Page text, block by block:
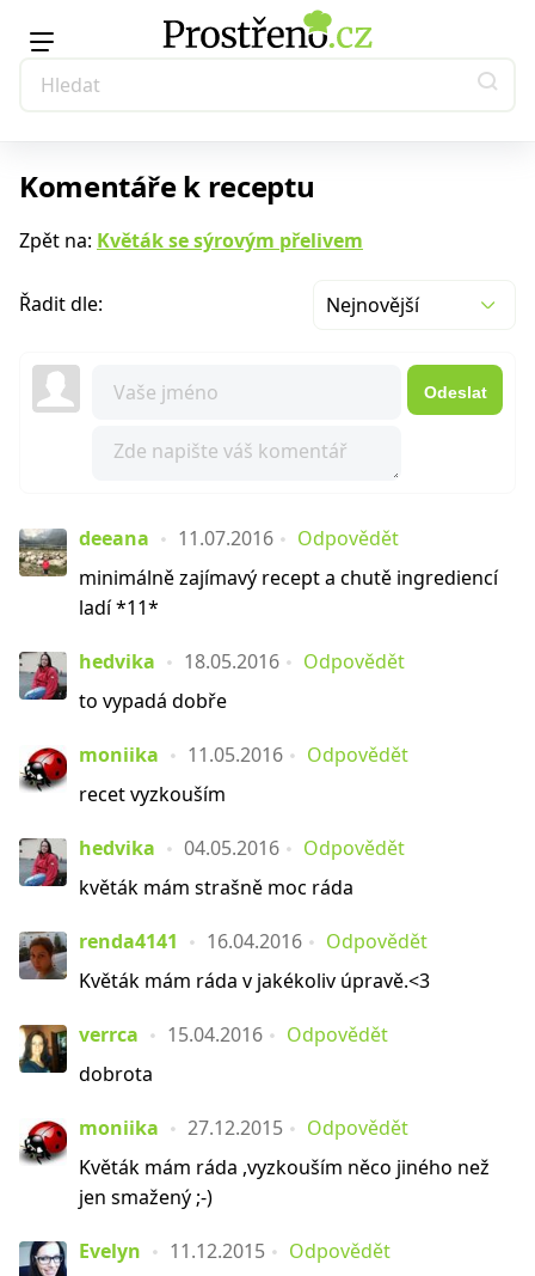
Komentáře k receptu
Zpět na: Květák se sýrovým přelivem
Řadit dle: Nejnovější
Odeslat
deeana 11.07.2016
Odpovědět
minimálně zajímavý recept a chutě ingrediencí
ladí *11*
hedvika 18.05.2016
Odpovědět
to vypadá dobře
moniika 11.05.2016
Odpovědět
recet vyzkouším
hedvika 04.05.2016
Odpovědět
květák mám strašně moc ráda
renda4141 16.04.2016
Odpovědět
Květák mám ráda v jakékoliv úpravě.<3
verrca 15.04.2016
Odpovědět
dobrota
moniika 27.12.2015
Odpovědět
Květák mám ráda ,vyzkouším něco jiného než
jen smažený ;-)
Evelyn 11.12.2015
Odpovědět